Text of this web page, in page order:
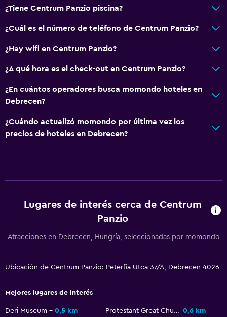
¿Tiene Centrum Panzio piscina?
¿Cuál es el número de teléfono de Centrum Panzio?
¿Hay wifi en Centrum Panzio?
¿A qué hora es el check-out en Centrum Panzio?
¿En cuántos operadores busca momondo hoteles en
Debrecen?
¿Cuándo actualizó momondo por última vez los
precios de hoteles en Debrecen?
Lugares de interés cerca de Centrum
Panzio
Atracciones en Debrecen, Hungría, seleccionadas por momondo
Ubicación de Centrum Panzio: Peterfia Utca 37/A, Debrecen 4026
Mejores lugares de interés
Deri Museum 0,5 km Protestant Great Church 0,6 km